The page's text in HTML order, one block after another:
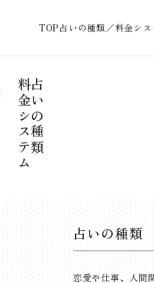
TOP占いの種類／料金シス
占いの種類
料金システム
占いの種類
恋愛や仕事、人間